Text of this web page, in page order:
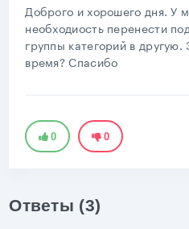
Доброго и хорошего дня. У
необходиость перенести
группы категорий в
время? Спасибо
0 0
Ответы (3)